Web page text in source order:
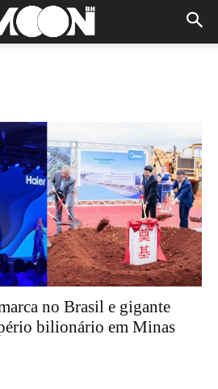
no Brasil e gigante
bilionário em Minas